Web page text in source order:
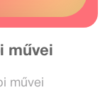
művei
művei